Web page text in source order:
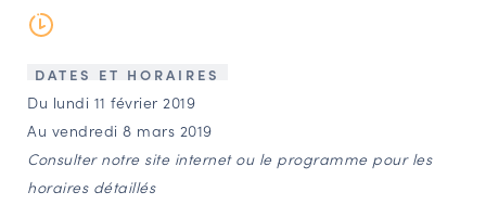
Agenda
Annuaire
DATES ET HORAIRES
Du lundi 11 février 2019
Au vendredi 8 mars 2019
Consulter notre site internet ou le programme pour les
horaires détaillés